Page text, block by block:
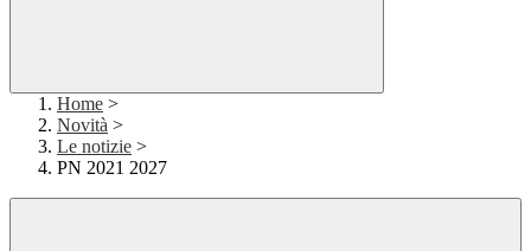
Home >
Novità >
Le notizie >
PN 2021 2027